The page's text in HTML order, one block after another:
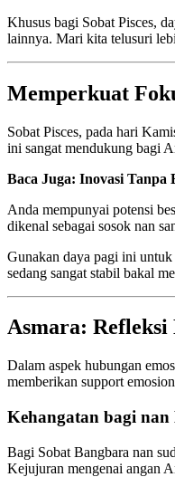
Khusus bagi Sobat Pisces,
lainnya. Mari kita telusuri
Memperkuat
Sobat Pisces, pada hari
ini sangat mendukung bagi
Baca Juga: Inovasi
Anda mempunyai potensi
dikenal sebagai sosok nan
Gunakan daya pagi ini
sedang sangat stabil bakal
Asmara:
Dalam aspek hubungan
memberikan support
Kehangatan bagi nan
Bagi Sobat Bangbara nan
Kejujuran mengenai angan